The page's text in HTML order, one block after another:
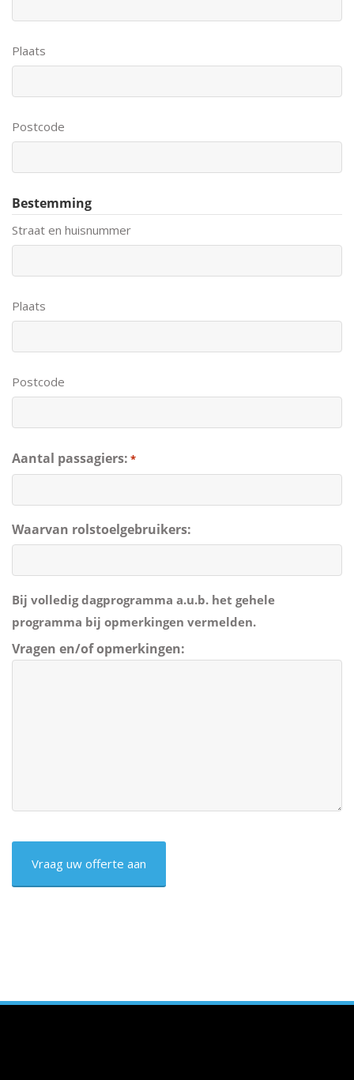
Plaats
Postcode
Bestemming
Straat en huisnummer
Plaats
Postcode
Aantal passagiers: *
Waarvan rolstoelgebruikers:
Bij volledig dagprogramma a.u.b. het gehele
programma bij opmerkingen vermelden.
Vragen en/of opmerkingen: